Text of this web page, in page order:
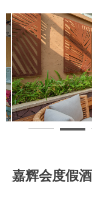
嘉辉会度假